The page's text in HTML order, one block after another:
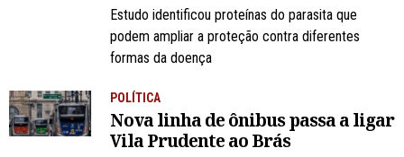
Estudo identificou proteínas do parasita que
podem ampliar a proteção contra diferentes
formas da doença
POLÍTICA
Nova linha de ônibus passa a ligar
Vila Prudente ao Brás